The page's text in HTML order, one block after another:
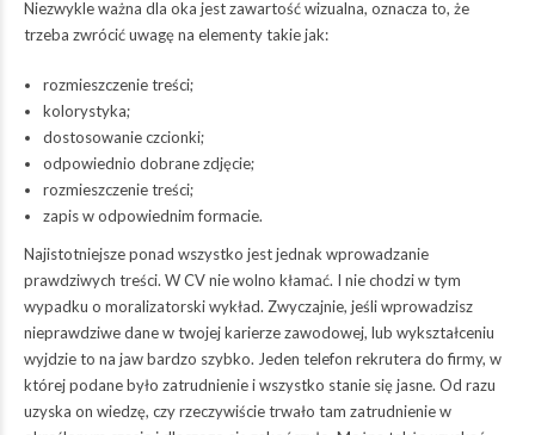
Niezwykle ważna dla oka jest zawartość wizualna, oznacza to, że
trzeba zwrócić uwagę na elementy takie jak:
rozmieszczenie treści;
kolorystyka;
dostosowanie czcionki;
odpowiednio dobrane zdjęcie;
rozmieszczenie treści;
zapis w odpowiednim formacie.
Najistotniejsze ponad wszystko jest jednak wprowadzanie
prawdziwych treści. W CV nie wolno kłamać. I nie chodzi w tym
wypadku o moralizatorski wykład. Zwyczajnie, jeśli wprowadzisz
nieprawdziwe dane w twojej karierze zawodowej, lub wykształceniu
wyjdzie to na jaw bardzo szybko. Jeden telefon rekrutera do firmy, w
której podane było zatrudnienie i wszystko stanie się jasne. Od razu
uzyska on wiedzę, czy rzeczywiście trwało tam zatrudnienie w